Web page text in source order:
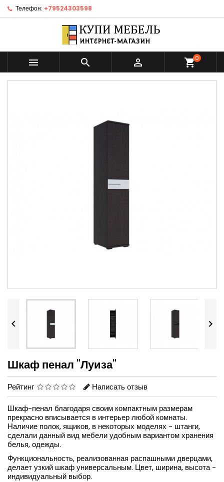
Телефон: +79524303598
   shopping_cart0
 
Шкаф пенал "Луиза"
Рейтинг Написать отзыв
Шкаф-пенал благодаря своим компактным размерам
прекрасно вписывается в интерьер любой комнаты.
Наличие полок, ящиков, в некоторых моделях - штанги,
сделали данный вид мебели удобным вариантом хранения
белья, одежды.
Функциональность, реализованная распашными дверцами,
делает узкий шкаф универсальным. Цвет, ширина, высота -
индивидуальный выбор.